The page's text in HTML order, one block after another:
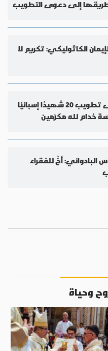
إلى دعوى التطويب
الكاثوليكي: تكريم لا
البابا يوافق على تطويب 20 شهيدًا إسبانيًا
خدام لله مكرّمين
البادواني: أخٌ للفقراء
وحياة